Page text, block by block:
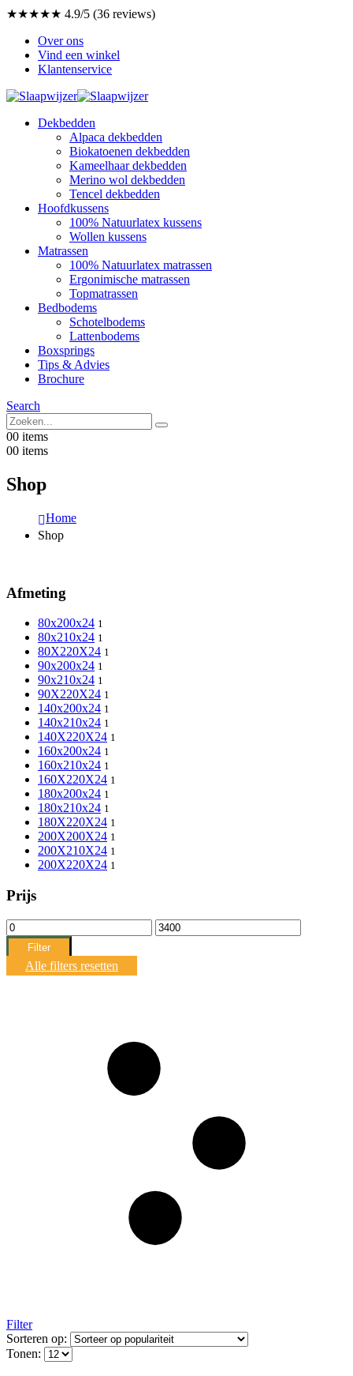
★★★★★ 4.9/5 (36 reviews)
Over ons
Vind een winkel
Klantenservice
Dekbedden
Alpaca dekbedden
Biokatoenen dekbedden
Kameelhaar dekbedden
Merino wol dekbedden
Tencel dekbedden
Hoofdkussens
100% Natuurlatex kussens
Wollen kussens
Matrassen
100% Natuurlatex matrassen
Ergonimische matrassen
Topmatrassen
Bedbodems
Schotelbodems
Lattenbodems
Boxsprings
Tips & Advies
Brochure
Search
00 items
00 items
Shop
Home
Shop
Afmeting
80x200x24 1
80x210x24 1
80X220X24 1
90x200x24 1
90x210x24 1
90X220X24 1
140x200x24 1
140x210x24 1
140X220X24 1
160x200x24 1
160x210x24 1
160X220X24 1
180x200x24 1
180x210x24 1
180X220X24 1
200X200X24 1
200X210X24 1
200X220X24 1
Prijs
Min.
prijs
Max.
prijs
Filter
Alle filters resetten
Filter
Sorteren op:
Tonen: